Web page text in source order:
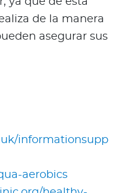
de la manera
asegurar sus
informationsupp
aerobics